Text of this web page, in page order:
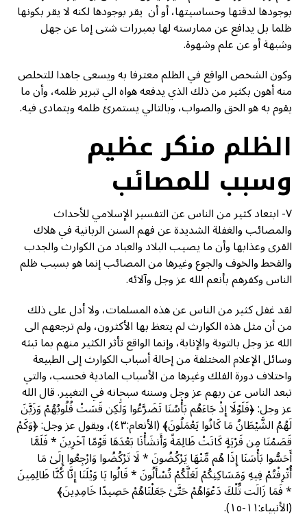
بوجودها لدقتها وحساسيتها، أو أن يقر بوجودها لكنه لا يقر بكونها
ظلما بل يدافع عن ممارسته لها بمبررات شتى إما عن جهل
وشبهة أو عن علم وشهوة.
وكون الشخص الواقع في الظلم معترفا به ويسعى جاهدا للتخلص
منه أهون بكثير من ذلك الذي يدفعه هواه الي تبرير ظلمه، وأن ما
يقوم به هو الحق والصواب، وبالتالي يستمرئ ظلمه ويتمادى فيه.
الظلم منكر عظيم
وسبب للمصائب
٧- ابتعاد كثير من الناس عن التفسير الإسلامي للأحداث
والمصائب والغفلة الشديدة عن فهم السنن الربانية في هلاك
القرى وعذابها وأن ما يصيب البلاد والعباد من الكوارث والجدب
والقحط والخوف والجوع وغيرها من المصائب إنما هو بسبب ظلم
الناس وكفرهم بأنعم الله عز وجل وآلائه.
لقد غفل كثير من الناس عن هذه المسلمات، ولا أدل على ذلك
من أن مثل هذه الكوارث لم يتعظ بها الأكثرون، ولم ترجعهم الى
الله عز وجل بالتوبة والإنابة، وإنما الواقع تأثر الكثير منهم بما تبثه
وسائل الإعلام المختلفة من إحالة أسباب الكوارث إلى الطبيعة
واختلاف دورة الفلك وغيرها من الأسباب المادية فحسب، والتي
تبعد الناس عن ربهم عز وجل وسننه سبحانه في التغيير. قال الله
عز وجل: ﴿فَلَوْلَا إِذْ جَاءَهُم بَأْسُنَا تَضَرَّعُوا وَلَٰكِن قَسَتْ قُلُوبُهُمْ وَزَيَّنَ
لَهُمُ الشَّيْطَانُ مَا كَانُوا يَعْمَلُونَ﴾ (الأنعام:٤٣)، ويقول عز وجل: ﴿وَكَمْ
قَصَمْنَا مِن قَرْيَةٍ كَانَتْ ظَالِمَةً وَأَنشَأْنَا بَعْدَهَا قَوْمًا آخَرِينَ * فَلَمَّا
أَحَسُّوا بَأْسَنَا إِذَا هُم مِّنْهَا يَرْكُضُونَ * لَا تَرْكُضُوا وَارْجِعُوا إِلَىٰ مَا
أُتْرِفْتُمْ فِيهِ وَمَسَاكِنِكُمْ لَعَلَّكُمْ تُسْأَلُونَ * قَالُوا يَا وَيْلَنَا إِنَّا كُنَّا ظَالِمِينَ
* فَمَا زَالَت تِّلْكَ دَعْوَاهُمْ حَتَّىٰ جَعَلْنَاهُمْ حَصِيدًا خَامِدِينَ﴾
(الأنبياء:١١-١٥).